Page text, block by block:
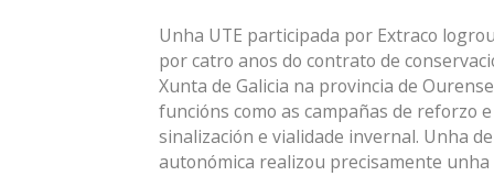
Unha UTE participada por Extraco
por catro anos do contrato de
Xunta de Galicia na provincia de
funcións como as campañas de reforzo
sinalización e vialidade invernal. Unha
autonómica realizou precisamente unha